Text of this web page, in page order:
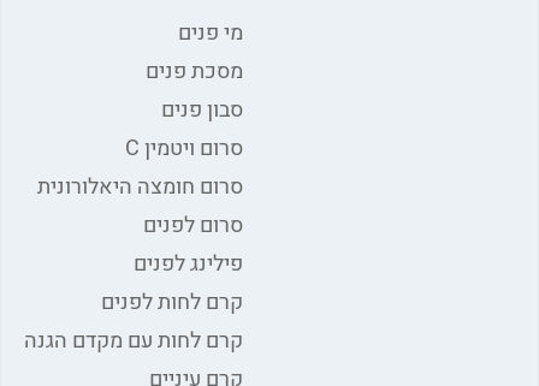
מי פנים
מסכת פנים
סבון פנים
סרום ויטמין C
סרום חומצה היאלורונית
סרום לפנים
פילינג לפנים
קרם לחות לפנים
קרם לחות עם מקדם הגנה
קרם עיניים